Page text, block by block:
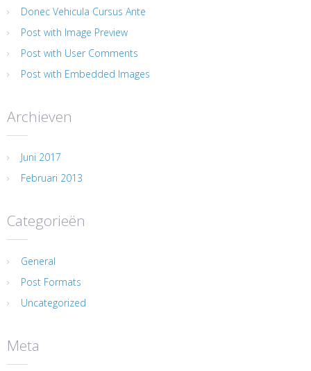
Donec Vehicula Cursus Ante
Post with Image Preview
Post with User Comments
Post with Embedded Images
Archieven
Juni 2017
Februari 2013
Categorieën
General
Post Formats
Uncategorized
Meta